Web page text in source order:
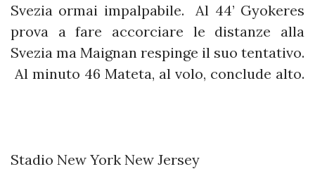
Svezia ormai impalpabile. Al 44’ Gyokeres
prova a fare accorciare le distanze alla
Svezia ma Maignan respinge il suo tentativo.
Al minuto 46 Mateta, al volo, conclude alto.
Stadio New York New Jersey